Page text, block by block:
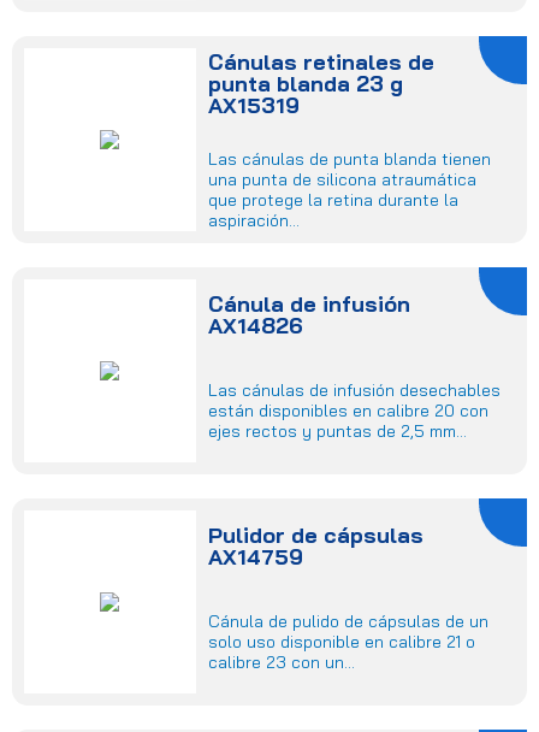
Cánulas retinales de
punta blanda 23 g
AX15319
Las cánulas de punta blanda tienen
una punta de silicona atraumática
que protege la retina durante la
aspiración...
Cánula de infusión
AX14826
Las cánulas de infusión desechables
están disponibles en calibre 20 con
ejes rectos y puntas de 2,5 mm...
Pulidor de cápsulas
AX14759
Cánula de pulido de cápsulas de un
solo uso disponible en calibre 21 o
calibre 23 con un...